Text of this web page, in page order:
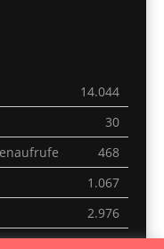
14.044
30
468
1.067
2.976
4